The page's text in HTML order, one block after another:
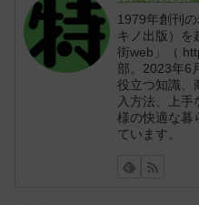
1979年創刊
キノ出版）を
街web」（
部。2023年6
役立つ知識、
入方法、上
様の快適な暮
ています。